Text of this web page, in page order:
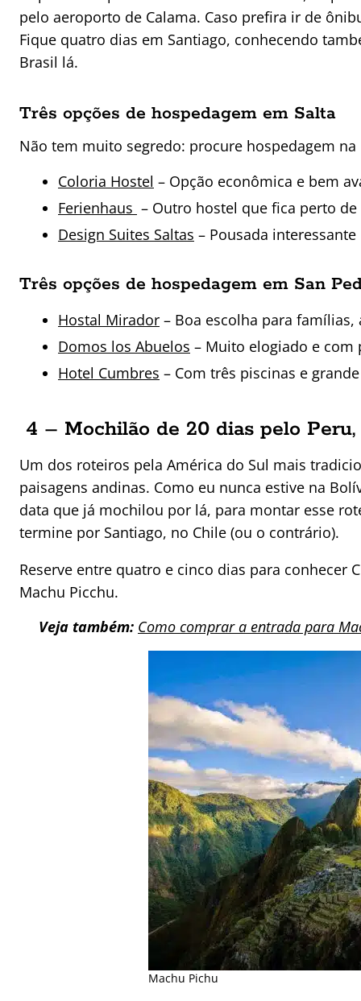
pelo aeroporto de Calama. Caso prefira ir de
Fique quatro dias em Santiago, conhecendo
Brasil lá.
Três opções de hospedagem em Salta
Não tem muito segredo: procure hospedagem
Coloria Hostel – Opção econômica e bem
Ferienhaus – Outro hostel que fica perto
Design Suites Saltas – Pousada
Três opções de hospedagem em San
Hostal Mirador – Boa escolha para
Domos los Abuelos – Muito elogiado e
Hotel Cumbres – Com três piscinas e
4 – Mochilão de 20 dias pelo
Um dos roteiros pela América do Sul mais
paisagens andinas. Como eu nunca estive na
data que já mochilou por lá, para montar esse
termine por Santiago, no Chile (ou o contrário).
Reserve entre quatro e cinco dias para conhecer
Machu Picchu.
Veja também: Como comprar a entrada para
Machu Pichu